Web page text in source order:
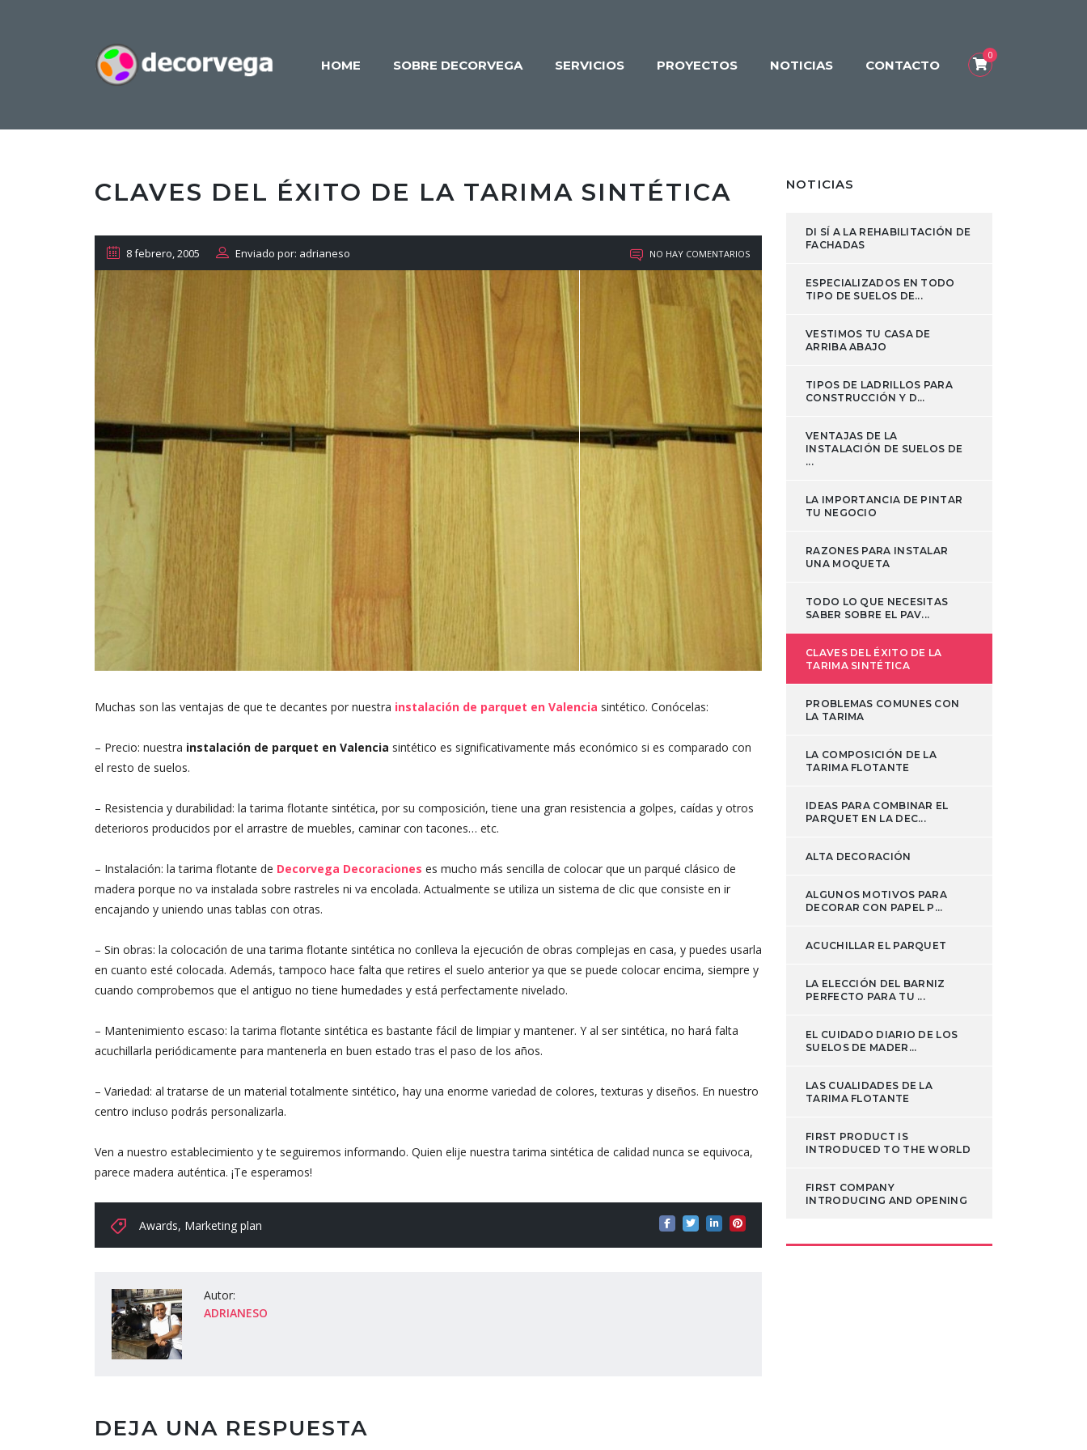
HOME SOBRE DECORVEGA SERVICIOS PROYECTOS NOTICIAS CONTACTO
0
CLAVES DEL ÉXITO DE LA TARIMA SINTÉTICA
8 febrero, 2005 Enviado por: adrianeso NO HAY COMENTARIOS
Muchas son las ventajas de que te decantes por nuestra instalación de parquet en Valencia sintético. Conócelas:
– Precio: nuestra instalación de parquet en Valencia sintético es significativamente más económico si es comparado con
el resto de suelos.
– Resistencia y durabilidad: la tarima flotante sintética, por su composición, tiene una gran resistencia a golpes, caídas y otros
deterioros producidos por el arrastre de muebles, caminar con tacones… etc.
– Instalación: la tarima flotante de Decorvega Decoraciones es mucho más sencilla de colocar que un parqué clásico de
madera porque no va instalada sobre rastreles ni va encolada. Actualmente se utiliza un sistema de clic que consiste en ir
encajando y uniendo unas tablas con otras.
– Sin obras: la colocación de una tarima flotante sintética no conlleva la ejecución de obras complejas en casa, y puedes usarla
en cuanto esté colocada. Además, tampoco hace falta que retires el suelo anterior ya que se puede colocar encima, siempre y
cuando comprobemos que el antiguo no tiene humedades y está perfectamente nivelado.
– Mantenimiento escaso: la tarima flotante sintética es bastante fácil de limpiar y mantener. Y al ser sintética, no hará falta
acuchillarla periódicamente para mantenerla en buen estado tras el paso de los años.
– Variedad: al tratarse de un material totalmente sintético, hay una enorme variedad de colores, texturas y diseños. En nuestro
centro incluso podrás personalizarla.
Ven a nuestro establecimiento y te seguiremos informando. Quien elije nuestra tarima sintética de calidad nunca se equivoca,
parece madera auténtica. ¡Te esperamos!
Awards, Marketing plan
Autor:
ADRIANESO
DEJA UNA RESPUESTA
NOTICIAS
DI SÍ A LA REHABILITACIÓN DE
FACHADAS
ESPECIALIZADOS EN TODO
TIPO DE SUELOS DE...
VESTIMOS TU CASA DE
ARRIBA ABAJO
TIPOS DE LADRILLOS PARA
CONSTRUCCIÓN Y D...
VENTAJAS DE LA
INSTALACIÓN DE SUELOS DE
...
LA IMPORTANCIA DE PINTAR
TU NEGOCIO
RAZONES PARA INSTALAR
UNA MOQUETA
TODO LO QUE NECESITAS
SABER SOBRE EL PAV...
CLAVES DEL ÉXITO DE LA
TARIMA SINTÉTICA
PROBLEMAS COMUNES CON
LA TARIMA
LA COMPOSICIÓN DE LA
TARIMA FLOTANTE
IDEAS PARA COMBINAR EL
PARQUET EN LA DEC...
ALTA DECORACIÓN
ALGUNOS MOTIVOS PARA
DECORAR CON PAPEL P...
ACUCHILLAR EL PARQUET
LA ELECCIÓN DEL BARNIZ
PERFECTO PARA TU ...
EL CUIDADO DIARIO DE LOS
SUELOS DE MADER...
LAS CUALIDADES DE LA
TARIMA FLOTANTE
FIRST PRODUCT IS
INTRODUCED TO THE WORLD
FIRST COMPANY
INTRODUCING AND OPENING